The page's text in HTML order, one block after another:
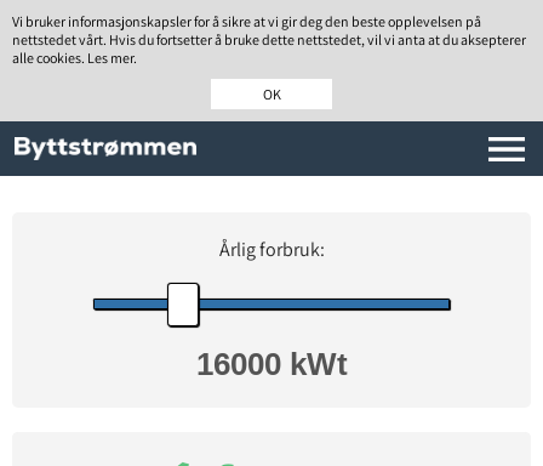
OK
Vi bruker informasjonskapsler for å sikre at vi gir deg den beste opplevelsen på
nettstedet vårt. Hvis du fortsetter å bruke dette nettstedet, vil vi anta at du aksepterer
alle cookies. Les mer.
Årlig forbruk: